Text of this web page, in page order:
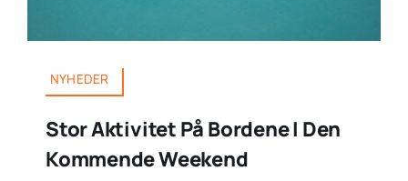
NYHEDER
Stor Aktivitet På Bordene I Den
Kommende Weekend